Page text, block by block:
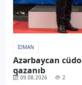
İDMAN
Azərbaycan
qazanıb
09.08.2026 2